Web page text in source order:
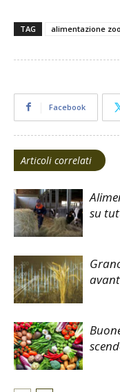
TAG alimentazione
Facebook
Articoli correlati
su